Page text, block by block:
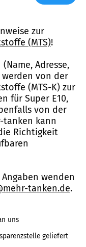
zur
(MTS)!
Adresse,
von der
(MTS-K) zur
für Super E10,
von der
tanken kann
Richtigkeit
wenden
tanken.de.
uns
geliefert